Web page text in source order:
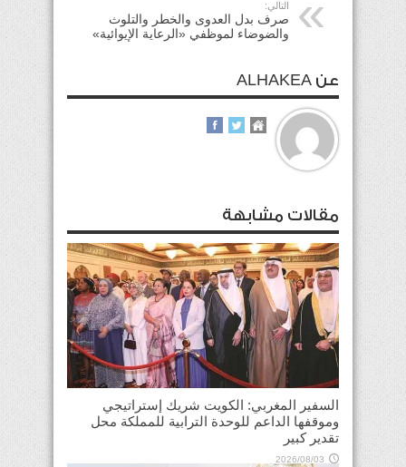
التالي:
صرف بدل العدوى والخطر والتلوث
والضوضاء لموظفي «الرعاية الإيوائية»
عن ALHAKEA
مقالات مشابهة
السفير المغربي: الكويت شريك إستراتيجي
وموقفها الداعم للوحدة الترابية للمملكة محل
تقدير كبير
2026/08/03